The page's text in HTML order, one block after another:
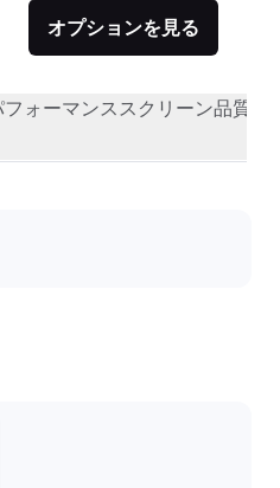
オプションを見る
フォーマンススクリーン品質